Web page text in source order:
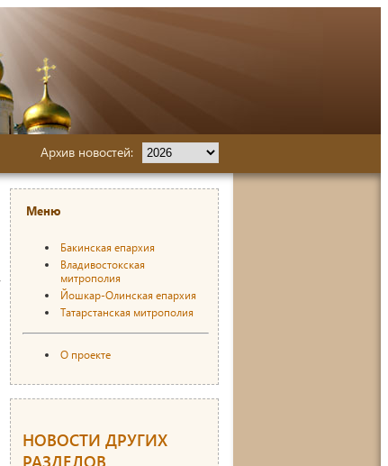
Архив новостей:
Меню
Бакинская епархия
Владивостокская
митрополия
Йошкар-Олинская епархия
Татарстанская митрополия
О проекте
НОВОСТИ ДРУГИХ
РАЗДЕЛОВ